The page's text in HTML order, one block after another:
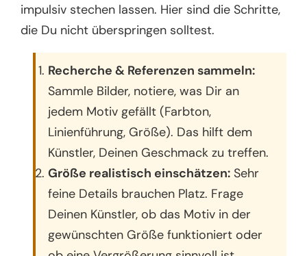
impulsiv stechen lassen. Hier sind die Schritte,
die Du nicht überspringen solltest.
Recherche & Referenzen sammeln:
Sammle Bilder, notiere, was Dir an
jedem Motiv gefällt (Farbton,
Linienführung, Größe). Das hilft dem
Künstler, Deinen Geschmack zu treffen.
Größe realistisch einschätzen: Sehr
feine Details brauchen Platz. Frage
Deinen Künstler, ob das Motiv in der
gewünschten Größe funktioniert oder